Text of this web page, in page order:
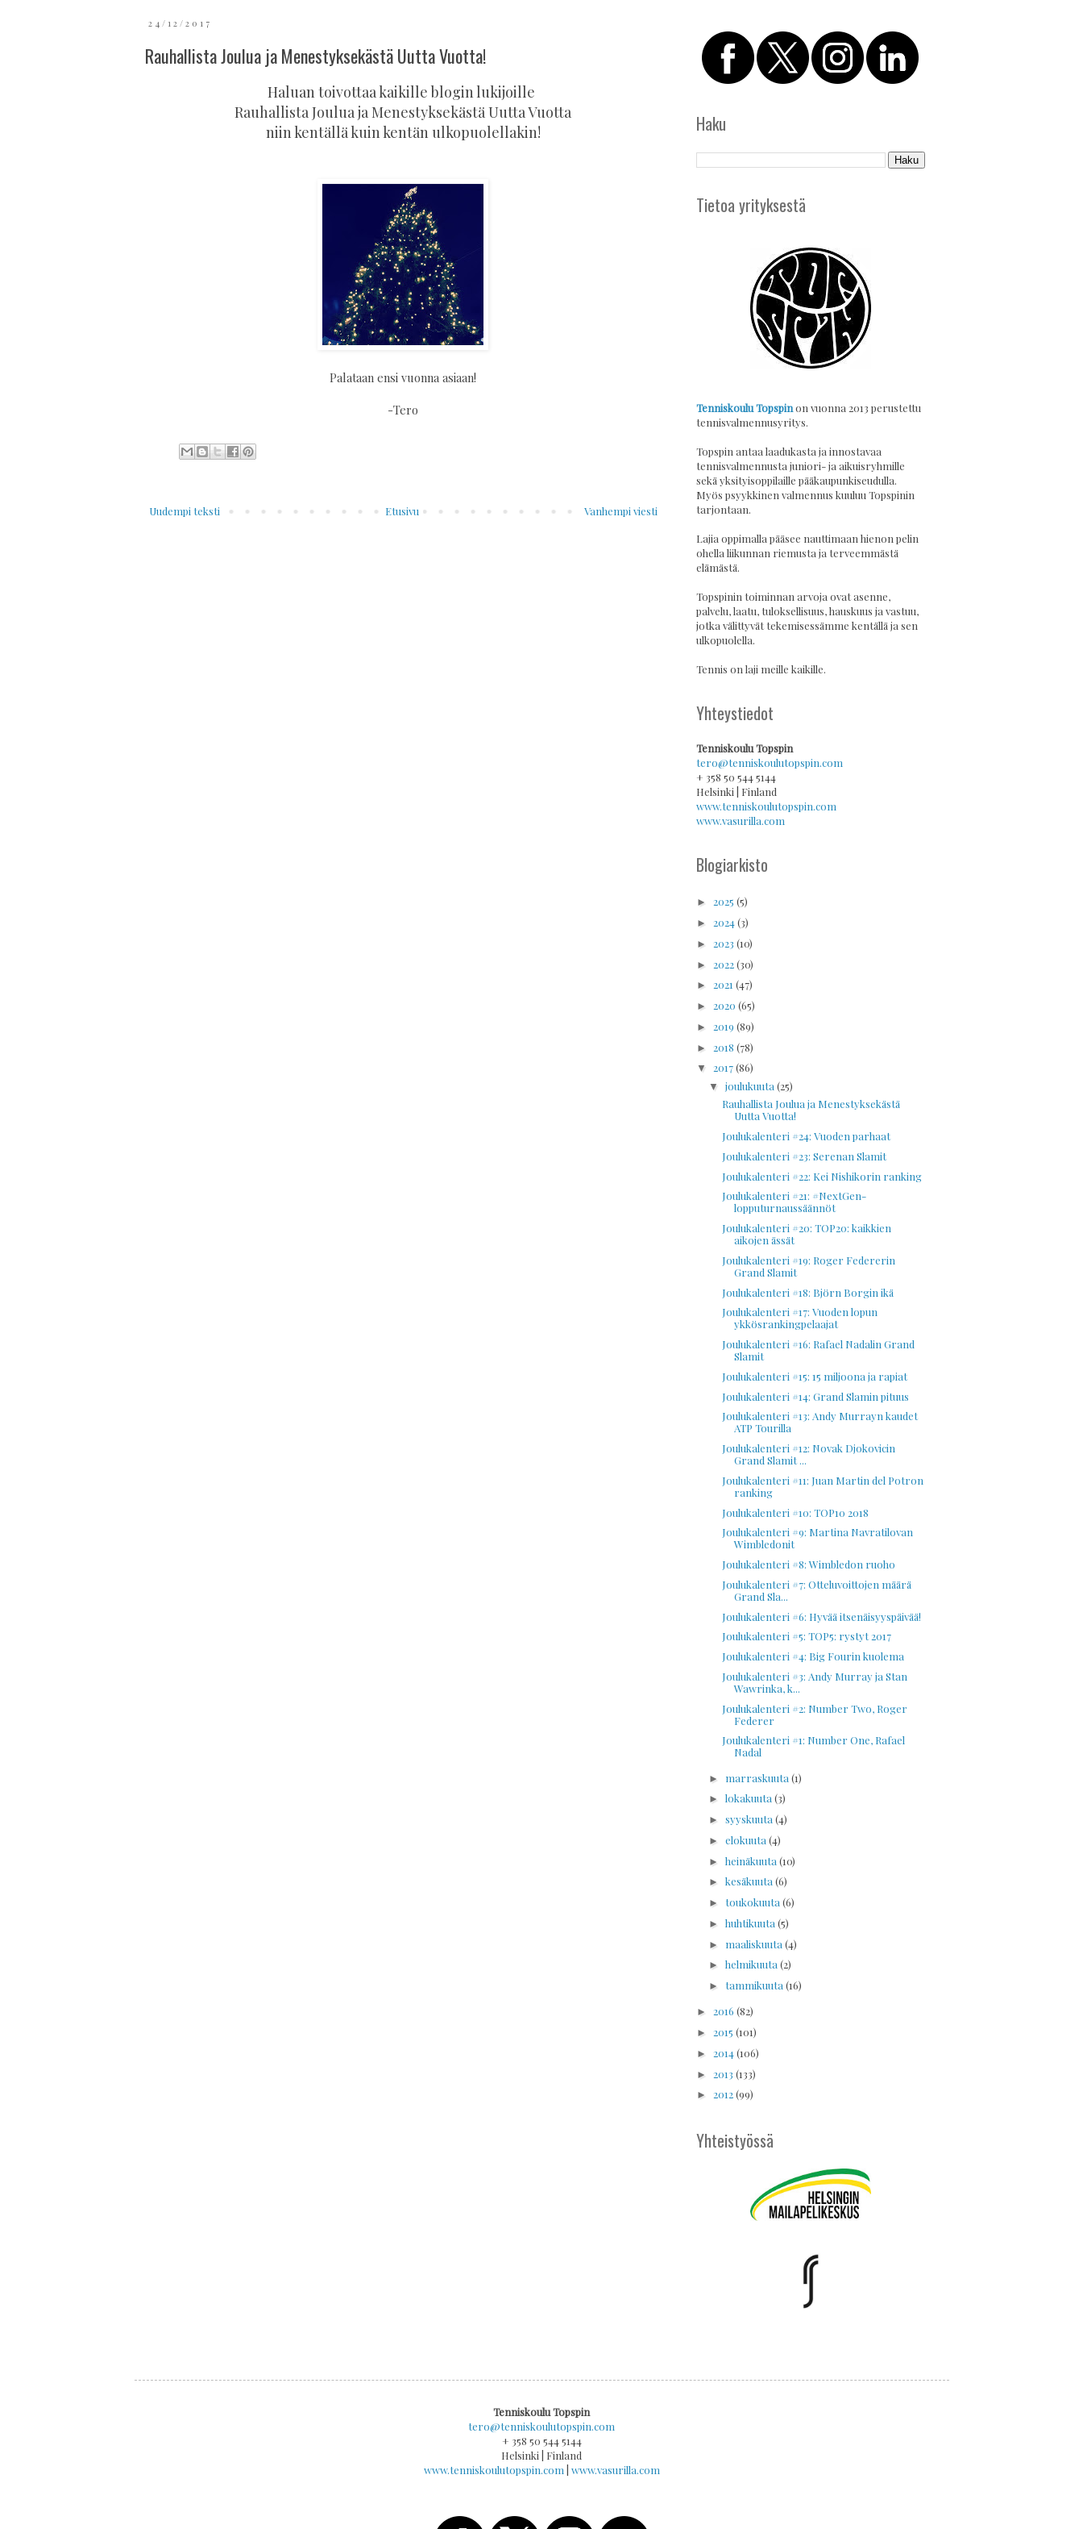
24/12/2017
Rauhallista Joulua ja Menestyksekästä Uutta Vuotta!
Haluan toivottaa kaikille blogin lukijoille
Rauhallista Joulua ja Menestyksekästä Uutta Vuotta
niin kentällä kuin kentän ulkopuolellakin!
Palataan ensi vuonna asiaan!
-Tero
Uudempi teksti Vanhempi viesti
Etusivu
Haku
Tietoa yrityksestä
Tenniskoulu Topspinon vuonna 2013 perustettu
tennisvalmennusyritys.
Topspin antaa laadukasta ja innostavaa
tennisvalmennusta juniori- ja aikuisryhmille
sekä yksityisoppilaille pääkaupunkiseudulla.
Myös psyykkinen valmennus kuuluu Topspinin
tarjontaan.
Lajia oppimalla pääsee nauttimaan hienon pelin
ohella liikunnan riemusta ja terveemmästä
elämästä.
Topspinin toiminnan arvoja ovat asenne,
palvelu, laatu, tuloksellisuus, hauskuus ja vastuu,
jotka välittyvät tekemisessämme kentällä ja sen
ulkopuolella.
Tennis on laji meille kaikille.
Yhteystiedot
Tenniskoulu Topspin
tero@tenniskoulutopspin.com
+ 358 50 544 5144
Helsinki | Finland
www.tenniskoulutopspin.com
www.vasurilla.com
Blogiarkisto
► 2025 (5)
► 2024(3)
► 2023 (10)
► 2022(30)
► 2021 (47)
► 2020 (65)
► 2019 (89)
► 2018 (78)
▼ 2017(86)
▼joulukuuta(25)
Rauhallista Joulua ja Menestyksekästä
Uutta Vuotta!
Joulukalenteri #24: Vuoden parhaat
Joulukalenteri #23: Serenan Slamit
Joulukalenteri #22: Kei Nishikorin ranking
Joulukalenteri #21: #NextGen-
lopputurnaussäännöt
Joulukalenteri #20: TOP20: kaikkien
aikojen ässät
Joulukalenteri #19: Roger Federerin
Grand Slamit
Joulukalenteri #18: Björn Borgin ikä
Joulukalenteri #17: Vuoden lopun
ykkösrankingpelaajat
Joulukalenteri #16: Rafael Nadalin Grand
Slamit
Joulukalenteri #15: 15 miljoona ja rapiat
Joulukalenteri #14: Grand Slamin pituus
Joulukalenteri #13: Andy Murrayn kaudet
ATP Tourilla
Joulukalenteri #12: Novak Djokovicin
Grand Slamit ...
Joulukalenteri #11: Juan Martin del Potron
ranking
Joulukalenteri #10: TOP10 2018
Joulukalenteri #9: Martina Navratilovan
Wimbledonit
Joulukalenteri #8: Wimbledon ruoho
Joulukalenteri #7: Otteluvoittojen määrä
Grand Sla...
Joulukalenteri #6: Hyvää itsenäisyyspäivää!
Joulukalenteri #5: TOP5: rystyt 2017
Joulukalenteri #4: Big Fourin kuolema
Joulukalenteri #3: Andy Murray ja Stan
Wawrinka, k...
Joulukalenteri #2: Number Two, Roger
Federer
Joulukalenteri #1: Number One, Rafael
Nadal
► marraskuuta(1)
►lokakuuta(3)
►syyskuuta(4)
►elokuuta(4)
►heinäkuuta(10)
►kesäkuuta(6)
►toukokuuta(6)
►huhtikuuta(5)
► maaliskuuta(4)
►helmikuuta(2)
►tammikuuta(16)
► 2016 (82)
► 2015 (101)
► 2014(106)
► 2013 (133)
► 2012(99)
Yhteistyössä
Tenniskoulu Topspin
tero@tenniskoulutopspin.com
+ 358 50 544 5144
Helsinki | Finland
www.tenniskoulutopspin.com www.vasurilla.com